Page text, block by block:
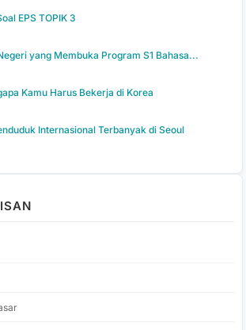
EPS TOPIK 3
yang Membuka Program S1 Bahasa...
Kamu Harus Bekerja di Korea
Internasional Terbanyak di Seoul